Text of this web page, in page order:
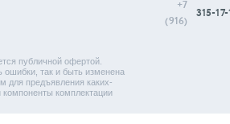
+7
(916)
315-17-
публичной офертой.
ошибки, так и быть изменена
для предъявления каких-
компоненты комплектации